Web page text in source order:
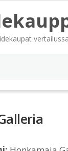
vertailussa